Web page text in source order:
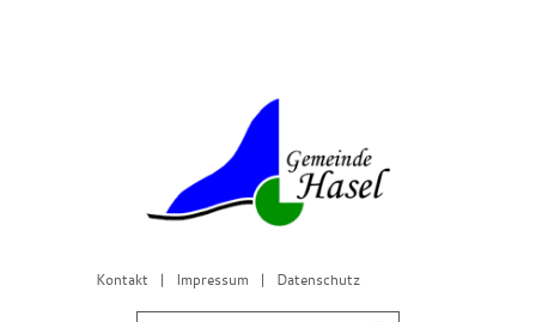
Kontakt | Impressum | Datenschutz